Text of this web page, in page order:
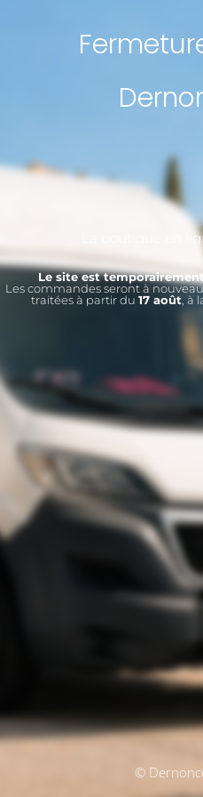
La boutique en
Le site est
Les commandes seront à
traitées à partir du 17 août ,
©